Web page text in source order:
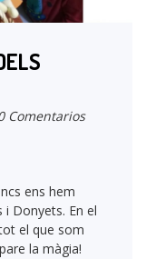
Comentarios
ens hem
Donyets. En el
el que som
la màgia!